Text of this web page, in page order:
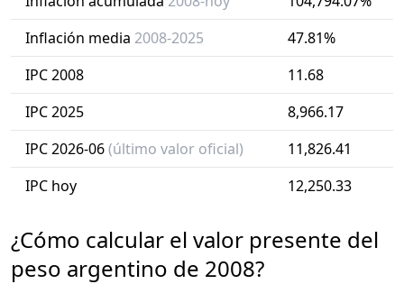
Inflación media 2008-2025
47.81%
IPC 2008
11.68
IPC 2025
8,966.17
IPC 2026-06(último valor oficial)
11,826.41
IPC hoy
12,250.33
¿Cómo calcular el valor presente del
peso argentino de 2008?